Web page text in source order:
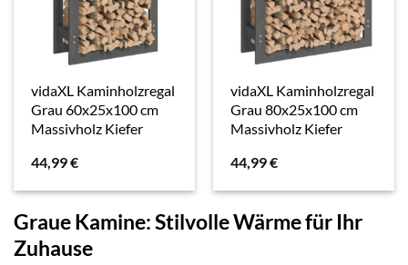
vidaXL Kaminholzregal
Grau 60x25x100 cm
Massivholz Kiefer
44,99€
vidaXL Kaminholzregal
Grau 80x25x100 cm
Massivholz Kiefer
44,99€
Graue Kamine: Stilvolle Wärme für Ihr
Zuhause